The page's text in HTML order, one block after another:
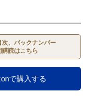
次、バックナンバー
購読はこちら
で購入する